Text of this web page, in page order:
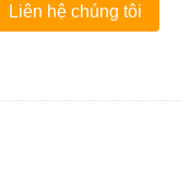
Liên hệ chúng tôi